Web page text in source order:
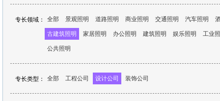
专长领域： 全部 景观照明 道路照明 商业照明 交通照明 汽车照明
古建筑照明 家居照明 办公照明 建筑照明 娱乐照明 工业
公共照明
专长类型： 全部 工程公司 设计公司 装饰公司